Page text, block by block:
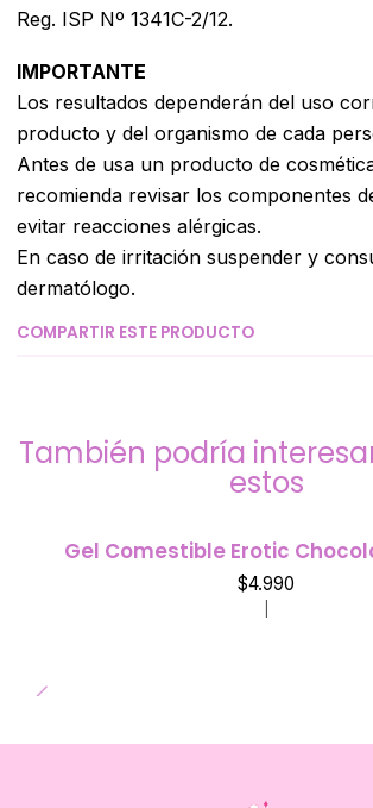
Reg. ISP Nº 1341C-2/12.
IMPORTANTE
Los resultados dependerán del uso
producto y del organismo de cada
Antes de usa un producto de
recomienda revisar los componentes
evitar reacciones alérgicas.
En caso de irritación suspender y
dermatólogo.
COMPARTIR ESTE PRODUCTO
También podría
estos
Gel Comestible Erotic
$4.990